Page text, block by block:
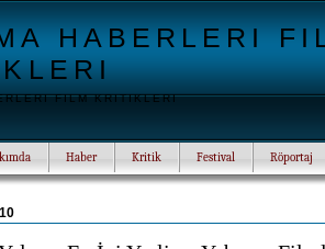
HABERLERI
FILM KRITIKLERI
Haber Kritik Festival Röportaj